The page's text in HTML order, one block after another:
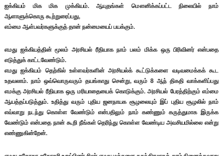
ஐக்கியம் மிக மிக முக்கியம். ஆயுதங்கள் மௌனிக்கப்பட்ட நிலையில் நாம்
ஆளாளுக்கொரு கூற்றுரைப்பது,
எம்மை ஆள்பவர்களுக்குத் தான் நன்மையைப் பயக்கும்.
எமது ஐக்கியத்தின் மூலம் அரசியல் ரீதியாக நாம் பலம் மிக்க ஒரு பிரிவினர் என்பதை
எடுத்துக் காட்டவேண்டும்.
எமது ஐக்கியம் தெற்கில் உள்ளவர்களின் அரசியல்க் கூட்டுக்களை வடிவமைக்கக் கூட
உதவலாம். நாம் ஒவ்வொருவரும் தயங்காது சென்று, வரும் 8 ஆந் திகதி வாக்களிப்பது
எமக்கு அரசியல் ரீதியாக ஒரு மரியாதையைக் கொடுக்கும். அரசியல் பேரத்திற்கும் எம்மை
ஆயத்தப்படுத்தும். உதித்து வரும் புதிய ஜனநாயக சூழலையும் இப் புதிய சூழலில் நாம்
எவ்வாறு நடந்து கொள்ள வேண்டும் என்பதிலும் நாம் கண்ணும் கருத்துமாக இருக்க
வேண்டும் என்பதை நான் கூறி நீங்கள் தெரிந்து கொள்ள வேண்டிய அவசியமில்லை என்று
எண்ணுகின்றேன்.